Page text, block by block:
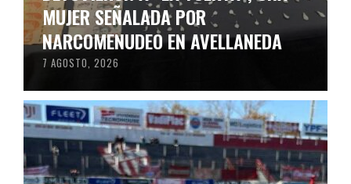
MUJER SEÑALADA POR
NARCOMENUDEO EN AVELLANEDA
7 AGOSTO, 2026